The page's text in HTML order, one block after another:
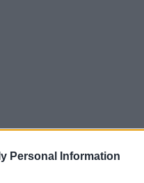
Personal Information